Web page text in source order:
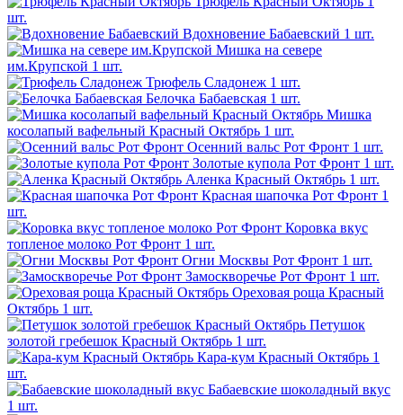
шт.
Вдохновение Бабаевский 1 шт.
Мишка на севере
им.Крупской 1 шт.
Трюфель Сладонеж 1 шт.
Белочка Бабаевская 1 шт.
Мишка
косолапый вафельный Красный Октябрь 1 шт.
Осенний вальс Рот Фронт 1 шт.
Золотые купола Рот Фронт 1 шт.
Аленка Красный Октябрь 1 шт.
Красная шапочка Рот Фронт 1
шт.
Коровка вкус
топленое молоко Рот Фронт 1 шт.
Огни Москвы Рот Фронт 1 шт.
Замоскворечье Рот Фронт 1 шт.
Ореховая роща Красный
Октябрь 1 шт.
Петушок
золотой гребешок Красный Октябрь 1 шт.
Кара-кум Красный Октябрь 1
шт.
Бабаевские шоколадный вкус
1 шт.